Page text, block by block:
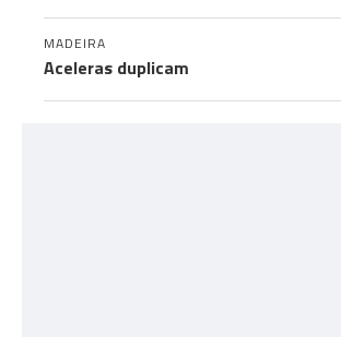
MADEIRA
Aceleras duplicam